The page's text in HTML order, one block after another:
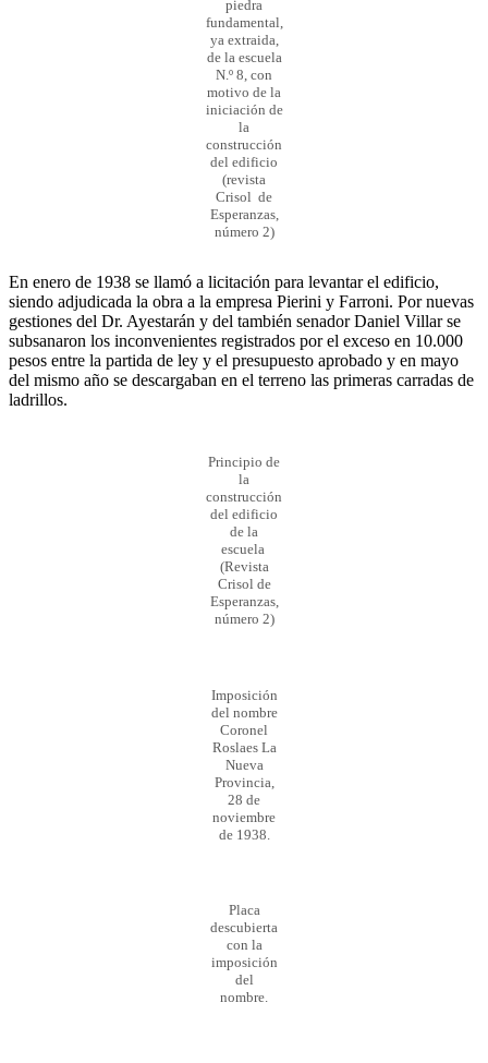
piedra
fundamental,
ya extraida,
de la escuela
N.º 8, con
motivo de la
iniciación de
la
construcción
del edificio
(revista
Crisol de
Esperanzas,
número 2)
En enero de 1938 se llamó a licitación para levantar el edificio,
siendo adjudicada la obra a la empresa Pierini y Farroni. Por nuevas
gestiones del Dr. Ayestarán y del también senador Daniel Villar se
subsanaron los inconvenientes registrados por el exceso en 10.000
pesos entre la partida de ley y el presupuesto aprobado y en mayo
del mismo año se descargaban en el terreno las primeras carradas de
ladrillos.
Principio de
la
construcción
del edificio
de la
escuela
(Revista
Crisol de
Esperanzas,
número 2)
Imposición
del nombre
Coronel
Roslaes La
Nueva
Provincia,
28 de
noviembre
de 1938.
Placa
descubierta
con la
imposición
del
nombre.